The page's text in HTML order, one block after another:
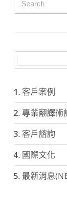
客戶案例
專業翻譯術
客戶諮詢
國際文化
最新消息